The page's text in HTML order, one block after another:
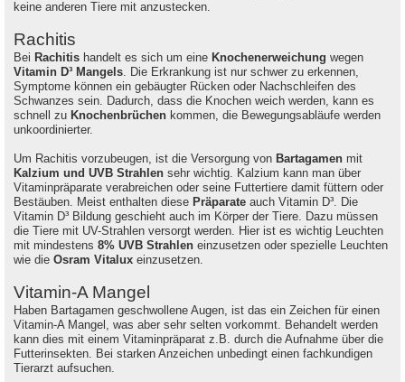
keine anderen Tiere mit anzustecken.
Rachitis
Bei Rachitis handelt es sich um eine Knochenerweichung wegen
Vitamin D³ Mangels. Die Erkrankung ist nur schwer zu erkennen,
Symptome können ein gebäugter Rücken oder Nachschleifen des
Schwanzes sein. Dadurch, dass die Knochen weich werden, kann es
schnell zu Knochenbrüchen kommen, die Bewegungsabläufe werden
unkoordinierter.
Um Rachitis vorzubeugen, ist die Versorgung von Bartagamen mit
Kalzium und UVB Strahlen sehr wichtig. Kalzium kann man über
Vitaminpräparate verabreichen oder seine Futtertiere damit füttern oder
Bestäuben. Meist enthalten diese Präparate auch Vitamin D³. Die
Vitamin D³ Bildung geschieht auch im Körper der Tiere. Dazu müssen
die Tiere mit UV-Strahlen versorgt werden. Hier ist es wichtig Leuchten
mit mindestens 8% UVB Strahlen einzusetzen oder spezielle Leuchten
wie die Osram Vitalux einzusetzen.
Vitamin-A Mangel
Haben Bartagamen geschwollene Augen, ist das ein Zeichen für einen
Vitamin-A Mangel, was aber sehr selten vorkommt. Behandelt werden
kann dies mit einem Vitaminpräparat z.B. durch die Aufnahme über die
Futterinsekten. Bei starken Anzeichen unbedingt einen fachkundigen
Tierarzt aufsuchen.